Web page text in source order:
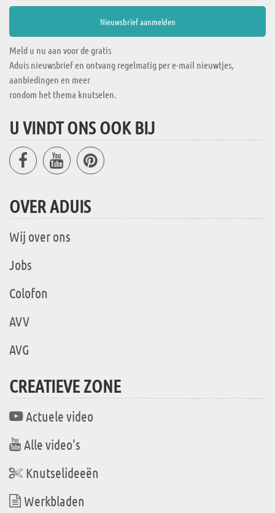
Meld u nu aan voor de gratis
Aduis nieuwsbrief en ontvang regelmatig per e-mail nieuwtjes,
aanbiedingen en meer
rondom het thema knutselen.
U VINDT ONS OOK BIJ
OVER ADUIS
Wij over ons
Jobs
Colofon
AVV
AVG
CREATIEVE ZONE
Actuele video
Alle video's
Knutselideeën
Werkbladen